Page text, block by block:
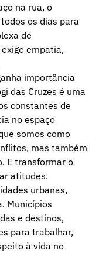
na rua, o
os dias para
de
empatia,
importância
das Cruzes é uma
constantes de
no espaço
somos como
mas também
E transformar o
atitudes.
urbanas,
Municípios
e destinos,
para trabalhar,
à vida no